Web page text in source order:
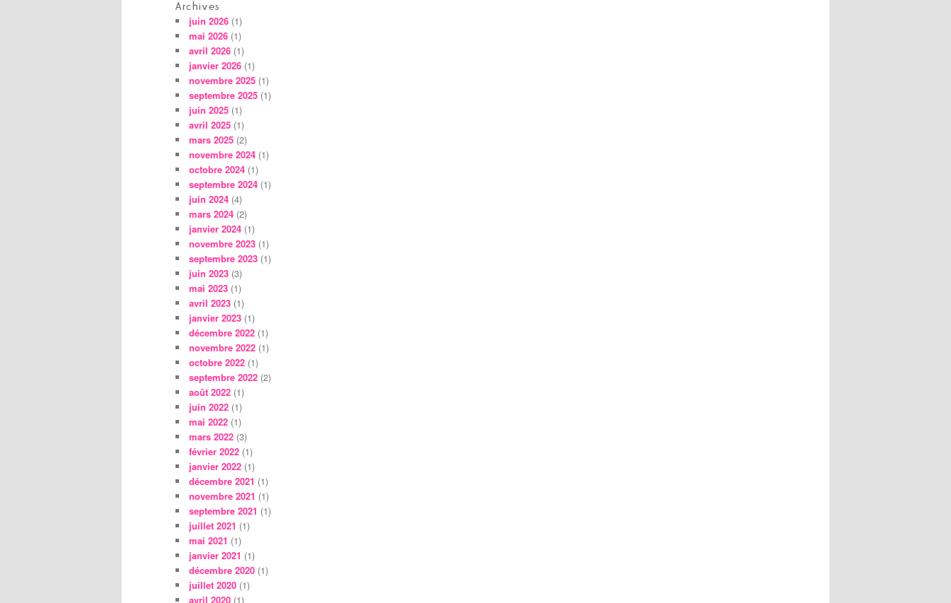
Archives
juin 2026 (1)
mai 2026 (1)
avril 2026 (1)
janvier 2026 (1)
novembre 2025 (1)
septembre 2025 (1)
juin 2025 (1)
avril 2025 (1)
mars 2025 (2)
novembre 2024 (1)
octobre 2024 (1)
septembre 2024 (1)
juin 2024 (4)
mars 2024 (2)
janvier 2024 (1)
novembre 2023 (1)
septembre 2023 (1)
juin 2023 (3)
mai 2023 (1)
avril 2023 (1)
janvier 2023 (1)
décembre 2022 (1)
novembre 2022 (1)
octobre 2022 (1)
septembre 2022 (2)
août 2022 (1)
juin 2022 (1)
mai 2022 (1)
mars 2022 (3)
février 2022 (1)
janvier 2022 (1)
décembre 2021 (1)
novembre 2021 (1)
septembre 2021 (1)
juillet 2021 (1)
mai 2021 (1)
janvier 2021 (1)
décembre 2020 (1)
juillet 2020 (1)
avril 2020 (1)